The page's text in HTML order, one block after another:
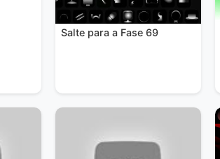
Salte para a Fase 69